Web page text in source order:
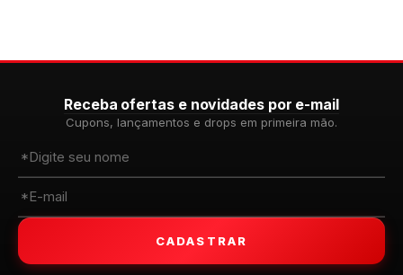
Receba ofertas e novidades por e-mail
Cupons, lançamentos e drops em primeira mão.
CADASTRAR